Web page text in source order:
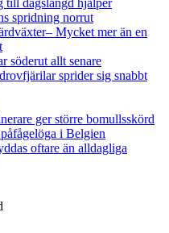
spridning norrut
Mycket mer än en
söderut allt senare
sprider sig snabbt
ger större bomullsskörd
i Belgien
oftare än alldagliga